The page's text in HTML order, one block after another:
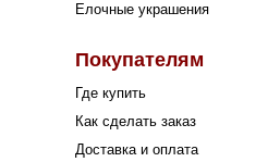
Покупателям
Где купить
Как сделать заказ
Доставка и оплата
Елочные украшения